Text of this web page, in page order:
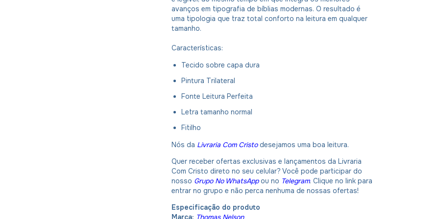
avanços em tipografia de bíblias modernas. O resultado é
uma tipologia que traz total conforto na leitura em qualquer
tamanho.
Características:
Tecido sobre capa dura
Pintura Trilateral
Fonte Leitura Perfeita
Letra tamanho normal
Fitilho
Nós da Livraria Com Cristodesejamos uma boa leitura.
Quer receber ofertas exclusivas e lançamentos da Livraria
Com Cristo direto no seu celular? Você pode participar do
nosso Grupo No WhatsAppou no Telegram. Clique no link para
entrar no grupo e não perca nenhuma de nossas ofertas!
Especificação do produto
Marca: Thomas Nelson